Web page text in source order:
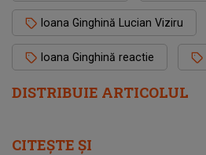
DISTRIBUIE ARTICOLUL
Ioana Ginghină Lucian Viziru
Ioana Ginghină reactie
CITEȘTE ȘI